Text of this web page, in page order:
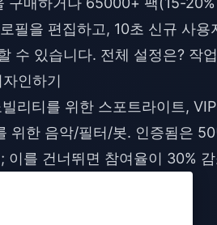
필을 편집하고, 10초 신규 사용
수 있습니다. 전체 설정은? 작
인하기
리티를 위한 스포트라이트,
위한 음악/필터/봇. 인증됨은
를 건너뛰면 참여율이 30%